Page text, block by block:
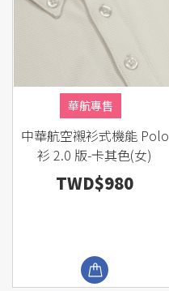
華航專售
中華航空襯衫式機能 Polo
衫 2.0 版-卡其色(女)
TWD$980